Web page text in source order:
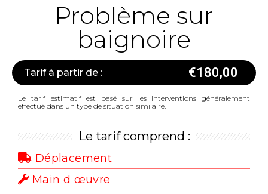
Problème sur
baignoire
Tarif à partir de : €180,00
Le tarif estimatif est basé sur les interventions généralement
effectué dans un type de situation similaire.
Le tarif comprend :
Déplacement
Main d œuvre